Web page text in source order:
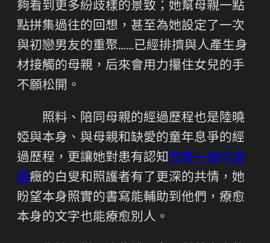
夠看到更多紛歧樣的景致；她幫母親一點
點拼集過往的回想，甚至為她設定了一次
與初戀男友的重聚……已經排擠與人產生身
材接觸的母親，后來會用力攥住女兒的手
不願松開。
照料、陪同母親的經過歷程也是陸曉
婭與本身、與母親和缺愛的童年息爭的經
過歷程，更讓她對患有認知包養一個月價
錢癥的白叟和照護者有了更深的共情，她
盼望本身照實的書寫能輔助到他們，療愈
本身的文字也能療愈別人。